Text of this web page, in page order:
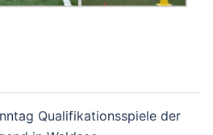
Qualifikationsspiele der